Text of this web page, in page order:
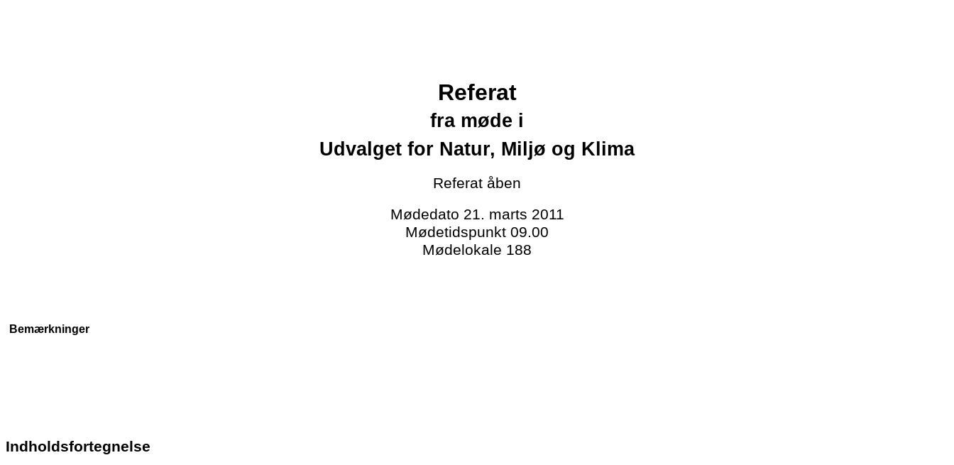
Referat
fra møde i
Udvalget for Natur, Miljø og Klima
Referat åben
Mødedato 21. marts 2011
Mødetidspunkt 09.00
Mødelokale 188
Bemærkninger
Indholdsfortegnelse